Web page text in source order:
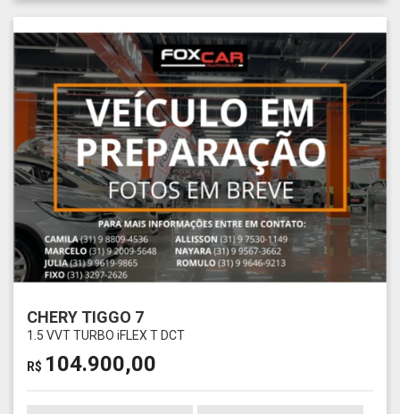
CHERY TIGGO 7
1.5 VVT TURBO iFLEX T DCT
R$ 104.900,00